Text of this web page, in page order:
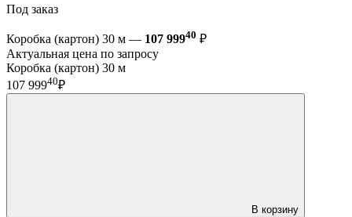
Под заказ
Коробка (картон) 30 м — 107 99940 ₽
Актуальная цена по запросу
Коробка (картон) 30 м
107 99940₽
В корзину